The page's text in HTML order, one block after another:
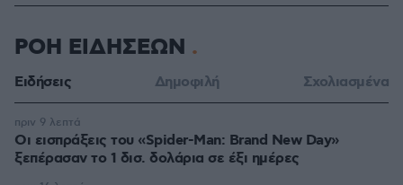
ΡΟΗ ΕΙΔΗΣΕΩΝ
Ειδήσεις Δημοφιλή Σχολιασμένα
Οι εισπράξεις του «Spider-Man: Brand New Day»
ξεπέρασαν το 1 δισ. δολάρια σε έξι ημέρες
πριν 9 λεπτά